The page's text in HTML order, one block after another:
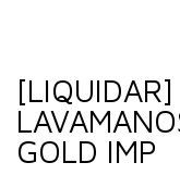
GOLD IMP